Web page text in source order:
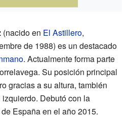
(nacido en El Astillero,
de 1988) es un destacado
. Actualmente forma parte
Su posición principal
gracias a su altura, también
Debutó con la
España en el año 2015.